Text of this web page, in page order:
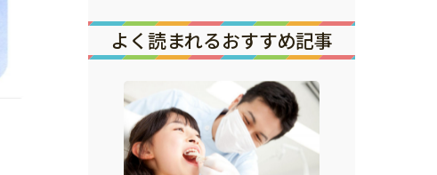
よく読まれるおすすめ記事